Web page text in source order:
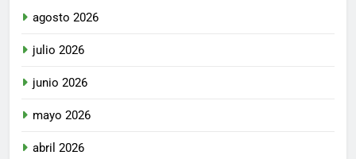
agosto 2026
julio 2026
junio 2026
mayo 2026
abril 2026